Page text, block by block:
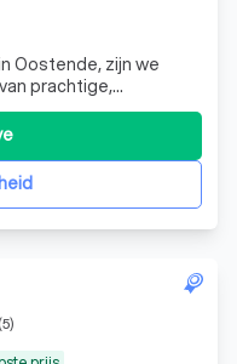
Oostende, zijn we
prachtige,
Onze expertise
trendy
hoogwaardige